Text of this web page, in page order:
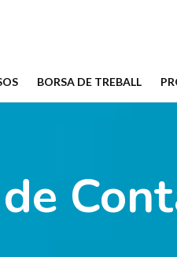
BORSA DE TREBALL